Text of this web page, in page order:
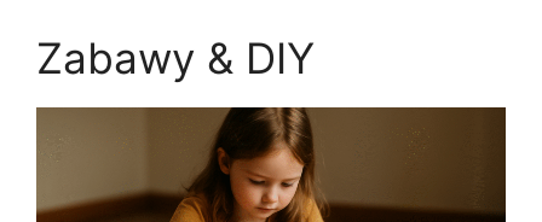
Zabawy & DIY